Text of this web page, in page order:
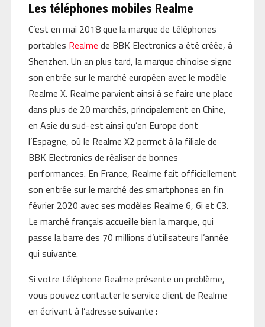
Les téléphones mobiles Realme
C’est en mai 2018 que la marque de téléphones
portables Realme de BBK Electronics a été créée, à
Shenzhen. Un an plus tard, la marque chinoise signe
son entrée sur le marché européen avec le modèle
Realme X. Realme parvient ainsi à se faire une place
dans plus de 20 marchés, principalement en Chine,
en Asie du sud-est ainsi qu’en Europe dont
l’Espagne, où le Realme X2 permet à la filiale de
BBK Electronics de réaliser de bonnes
performances. En France, Realme fait officiellement
son entrée sur le marché des smartphones en fin
février 2020 avec ses modèles Realme 6, 6i et C3.
Le marché français accueille bien la marque, qui
passe la barre des 70 millions d’utilisateurs l’année
qui suivante.
Si votre téléphone Realme présente un problème,
vous pouvez contacter le service client de Realme
en écrivant à l’adresse suivante :